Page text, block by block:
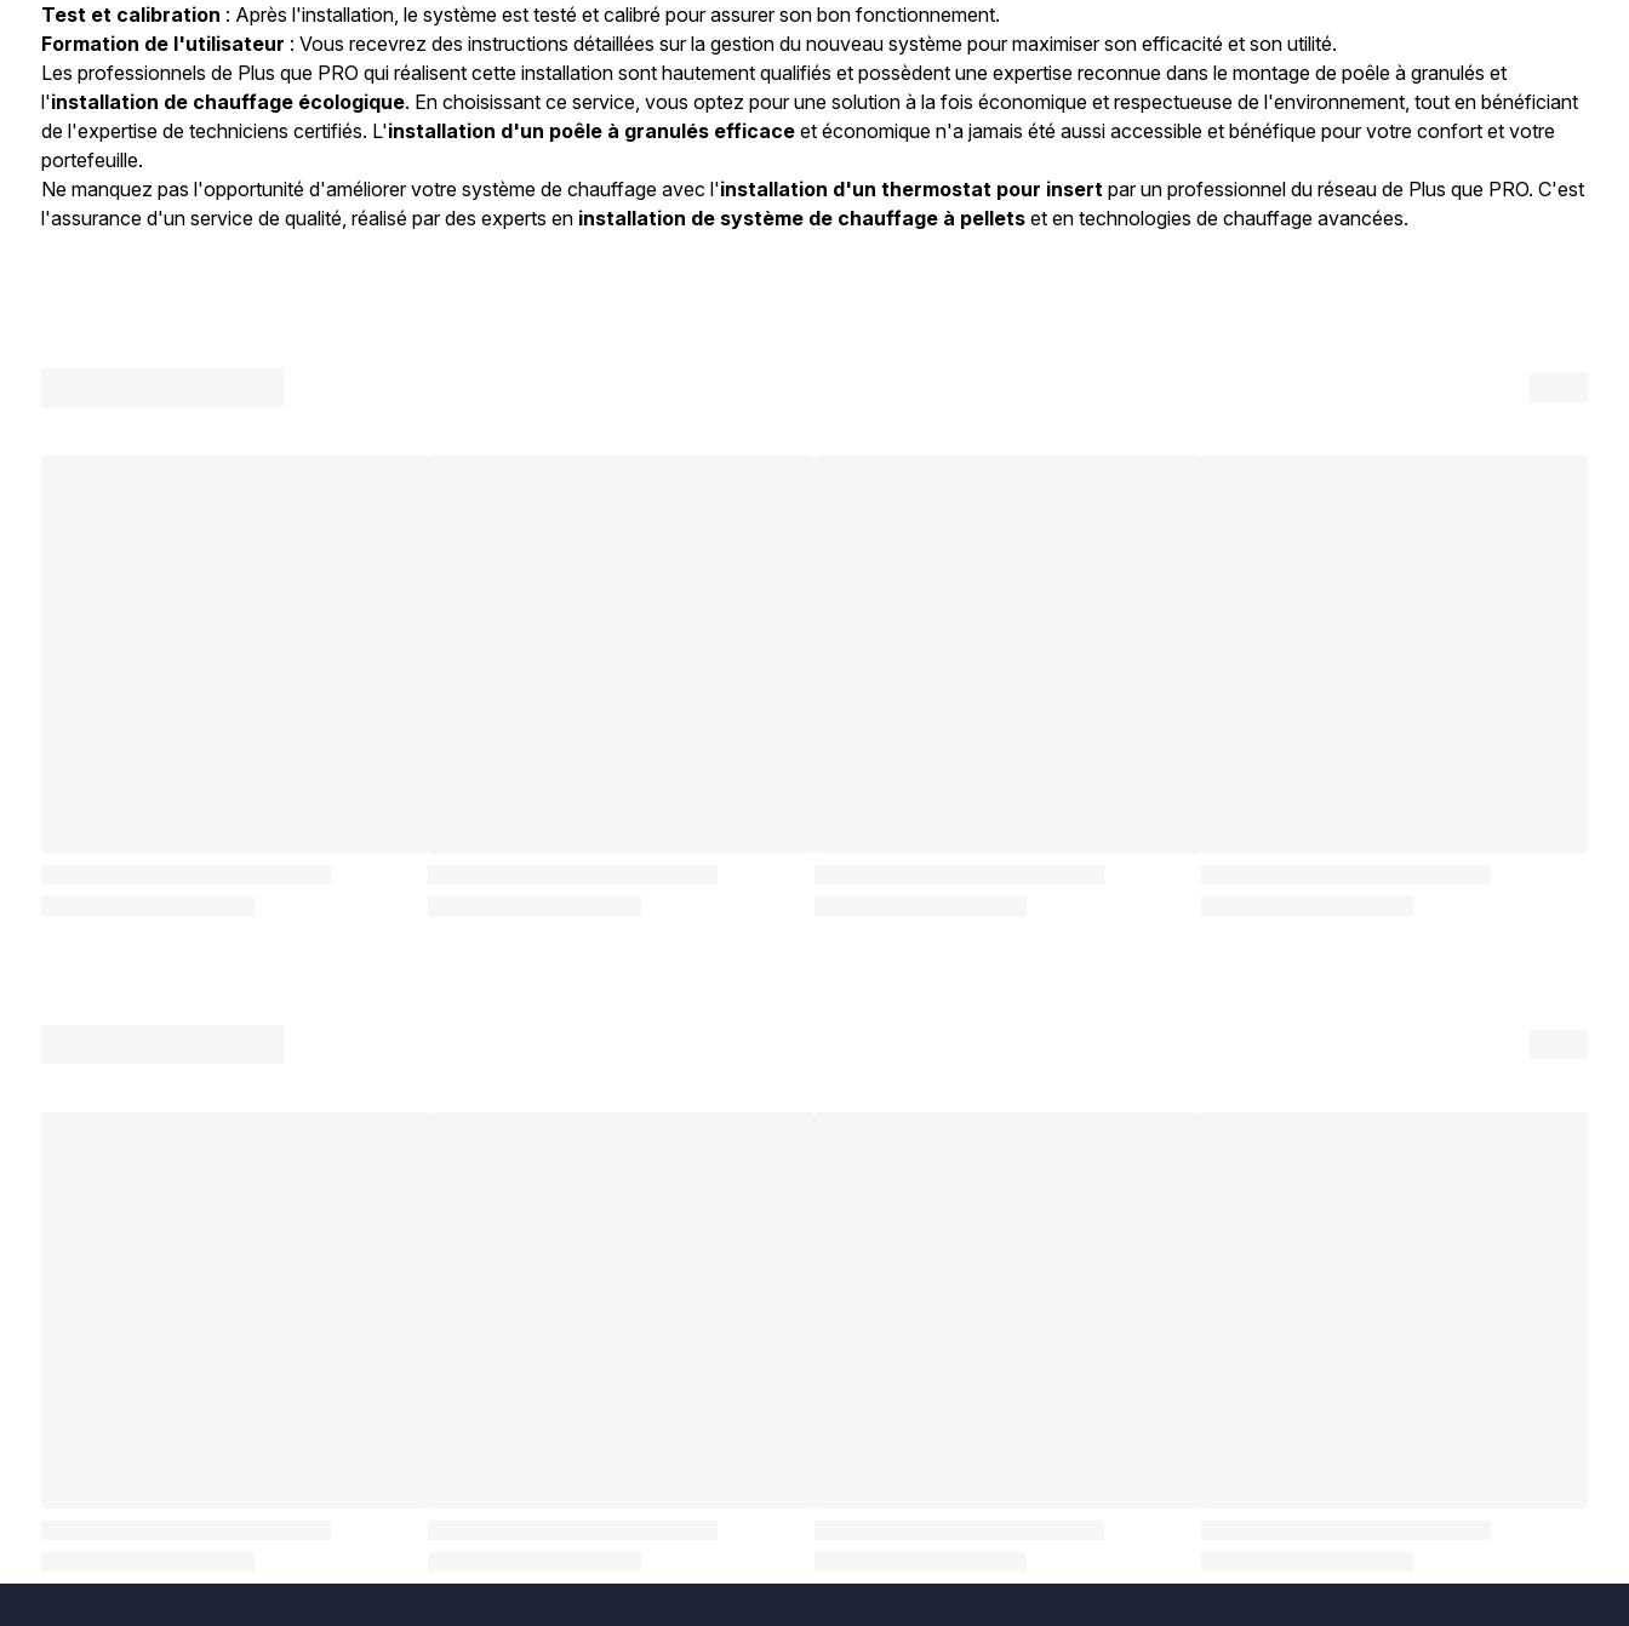
Test et calibration : Après l'installation, le système est testé et calibré pour assurer son bon fonctionnement.
Formation de l'utilisateur : Vous recevrez des instructions détaillées sur la gestion du nouveau système pour maximiser son efficacité et son utilité.
Les professionnels de Plus que PRO qui réalisent cette installation sont hautement qualifiés et possèdent une expertise reconnue dans le montage de poêle à granulés et
l'installation de chauffage écologique. En choisissant ce service, vous optez pour une solution à la fois économique et respectueuse de l'environnement, tout en bénéficiant
de l'expertise de techniciens certifiés. L'installation d'un poêle à granulés efficace et économique n'a jamais été aussi accessible et bénéfique pour votre confort et votre
portefeuille.
Ne manquez pas l'opportunité d'améliorer votre système de chauffage avec l'installation d'un thermostat pour insert par un professionnel du réseau de Plus que PRO. C'est
l'assurance d'un service de qualité, réalisé par des experts en installation de système de chauffage à pellets et en technologies de chauffage avancées.